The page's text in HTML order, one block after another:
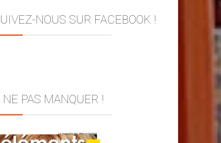
NOUS SUR FACEBOOK !
NE PAS MANQUER !